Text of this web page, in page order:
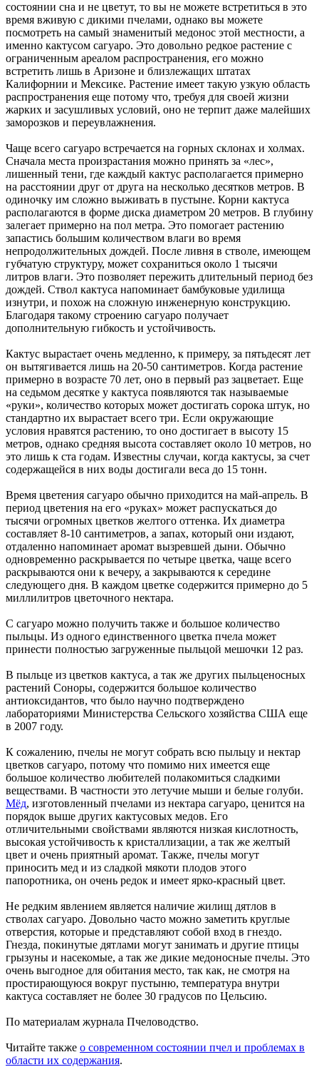
состоянии сна и не цветут, то вы не можете встретиться в это
время вживую с дикими пчелами, однако вы можете
посмотреть на самый знаменитый медонос этой местности, а
именно кактусом сагуаро. Это довольно редкое растение с
ограниченным ареалом распространения, его можно
встретить лишь в Аризоне и близлежащих штатах
Калифорнии и Мексике. Растение имеет такую узкую область
распространения еще потому что, требуя для своей жизни
жарких и засушливых условий, оно не терпит даже малейших
заморозков и переувлажнения.
Чаще всего сагуаро встречается на горных склонах и холмах.
Сначала места произрастания можно принять за «лес»,
лишенный тени, где каждый кактус располагается примерно
на расстоянии друг от друга на несколько десятков метров. В
одиночку им сложно выживать в пустыне. Корни кактуса
располагаются в форме диска диаметром 20 метров. В глубину
залегает примерно на пол метра. Это помогает растению
запастись большим количеством влаги во время
непродолжительных дождей. После ливня в стволе, имеющем
губчатую структуру, может сохраниться около 1 тысячи
литров влаги. Это позволяет пережить длительный период без
дождей. Ствол кактуса напоминает бамбуковые удилища
изнутри, и похож на сложную инженерную конструкцию.
Благодаря такому строению сагуаро получает
дополнительную гибкость и устойчивость.
Кактус вырастает очень медленно, к примеру, за пятьдесят лет
он вытягивается лишь на 20-50 сантиметров. Когда растение
примерно в возрасте 70 лет, оно в первый раз зацветает. Еще
на седьмом десятке у кактуса появляются так называемые
«руки», количество которых может достигать сорока штук, но
стандартно их вырастает всего три. Если окружающие
условия нравятся растению, то оно достигает в высоту 15
метров, однако средняя высота составляет около 10 метров, но
это лишь к ста годам. Известны случаи, когда кактусы, за счет
содержащейся в них воды достигали веса до 15 тонн.
Время цветения сагуаро обычно приходится на май-апрель. В
период цветения на его «руках» может распускаться до
тысячи огромных цветков желтого оттенка. Их диаметра
составляет 8-10 сантиметров, а запах, который они издают,
отдаленно напоминает аромат вызревшей дыни. Обычно
одновременно раскрывается по четыре цветка, чаще всего
раскрываются они к вечеру, а закрываются к середине
следующего дня. В каждом цветке содержится примерно до 5
миллилитров цветочного нектара.
С сагуаро можно получить также и большое количество
пыльцы. Из одного единственного цветка пчела может
принести полностью загруженные пыльцой мешочки 12 раз.
В пыльце из цветков кактуса, а так же других пыльценосных
растений Соноры, содержится большое количество
антиоксидантов, что было научно подтверждено
лабораториями Министерства Сельского хозяйства США еще
в 2007 году.
К сожалению, пчелы не могут собрать всю пыльцу и нектар
цветков сагуаро, потому что помимо них имеется еще
большое количество любителей полакомиться сладкими
веществами. В частности это летучие мыши и белые голуби.
Мёд, изготовленный пчелами из нектара сагуаро, ценится на
порядок выше других кактусовых медов. Его
отличительными свойствами являются низкая кислотность,
высокая устойчивость к кристаллизации, а так же желтый
цвет и очень приятный аромат. Также, пчелы могут
приносить мед и из сладкой мякоти плодов этого
папоротника, он очень редок и имеет ярко-красный цвет.
Не редким явлением является наличие жилищ дятлов в
стволах сагуаро. Довольно часто можно заметить круглые
отверстия, которые и представляют собой вход в гнездо.
Гнезда, покинутые дятлами могут занимать и другие птицы
грызуны и насекомые, а так же дикие медоносные пчелы. Это
очень выгодное для обитания место, так как, не смотря на
простирающуюся вокруг пустыню, температура внутри
кактуса составляет не более 30 градусов по Цельсию.
По материалам журнала Пчеловодство.
Читайте также о современном состоянии пчел и проблемах в
области их содержания.